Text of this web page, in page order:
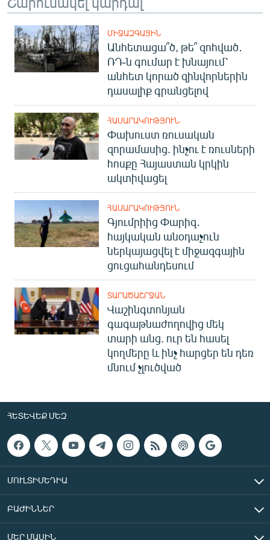
ՄԻՋԱԶԳԱՅԻՆ
Անհետացա՞ծ, թե՞ զոհված․
ՌԴ-ն գումար է խնայում՝
անհետ կորած զինվորներին
դասալիք գրանցելով
ՀԱՍԱՐԱԿՈՒԹՅՈՒՆ
Փախուստ ռուսական
զորամասից. ինչու է ռուսների
հոսքը Հայաստան կրկին
ակտիվացել
ՀԱՍԱՐԱԿՈՒԹՅՈՒՆ
Գյումրիից Փարիզ․
հայկական անօդաչուն
ներկայացվել է միջազգային
ցուցահանդեսում
ՏԱՐԱԾԱՇՐՋԱՆ
Վաշինգտոնյան
գագաթնաժողովից մեկ
տարի անց. ուր են հասել
կողմերը և ինչ հարցեր են դեռ
մնում չլուծված
ՀԵՏԵՎԵՔ ՄԵԶ
ՄՈՒԼՏԻՄԵԴԻԱ
ԲԱԺԻՆՆԵՐ
ՄԵՐ ՄԱՍԻՆ